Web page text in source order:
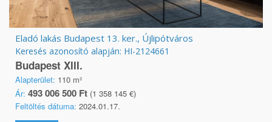
Eladó lakás Budapest 13. ker., Újlipótváros
Keresés azonosító alapján: HI-2124661
Budapest XIII.
Alapterület: 110 m²
Ár: 493 006 500 Ft (1 358 145 €)
Feltöltés dátuma: 2024.01.17.